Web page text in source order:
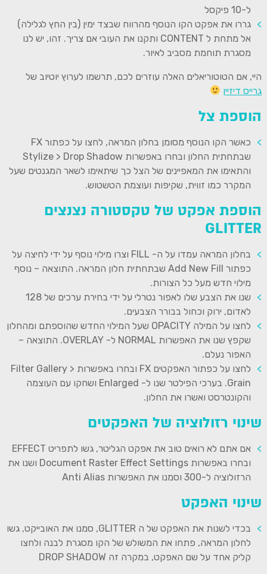
ל-10 פיקסל
גררו את אפקט הקו הנוסף מהרווח שבצד ימין (בין החץ לגלילה)
אל מתחת ל CONTENT ותקנו את העובי אם צריך. זהו, יש לנו
מסגרת תוחמת מסביב לאיור.
היי, אם הטוטוריאלים האלה עוזרים לכם, תרשמו לערוץ יוטיוב של
גרייס דיזיין
הוספת צל
כאשר הקו הנוסף מסומן בחלון המראה, לחצו על כפתור FX
שבתחתית החלון ובחרו באפשרות Stylize > Drop Shadow
והתאימו את המאפיינים של הצל כך שיתאימו לשאר המגנטים שעל
המקרר כמו זווית, שקיפות ועוצמת הטשטוש.
הוספת אפקט של טקסטורה נצנצים
GLITTER
בחלון המראה עמדו על ה- FILL וצרו מילוי נוסף על ידי לחיצה על
כפתור Add New Fill שבתחתית חלון המראה. התוצאה – נוסף
מילוי חדש מעל כל הצורות.
שנו את הצבע שלו לאפור נטרלי על ידי בחירת ערכים של 128
לאדום, ירוק וכחול בבורר הצבעים.
לחצו על המילה OPACITY שעל המילוי החדש שהוספתם ומהחלון
שקפץ שנו את האפשרות NORMAL ל- OVERLAY. התוצאה –
האפור נעלם.
לחצו על כפתור האפקטים FX ובחרו באפשרות Filter Gallery >
Grain. בערכי הפילטר שנו ל- Enlarged ושחקו עם העוצמה
והקונטרסט ואשרו את החלון.
שינוי רזולוציה של האפקטים
אם אתם לא רואים טוב את אפקט הגליטר, גשו לתפריט EFFECT
ובחרו באפשרות Document Raster Effect Settings ושנו את
הרזולוציה ל-300 וסמנו את האפשרות Anti Alias
שינוי האפקט
בכדי לשנות את האפקט של ה GLITTER, סמנו את האובייקט, גשו
לחלון המראה, פתחו את המשולש של הקו מסגרת לבנה ולחצו
קליק אחד על שם האפקט, במקרה זה DROP SHADOW